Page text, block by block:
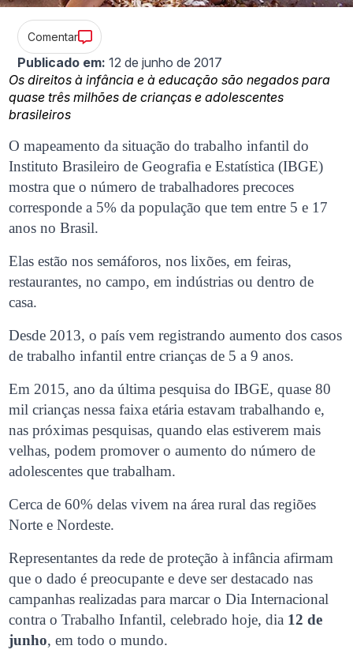
Comentar
Publicado em: 12 de junho de 2017
Os direitos à infância e à educação são negados para
quase três milhões de crianças e adolescentes
brasileiros
O mapeamento da situação do trabalho infantil do
Instituto Brasileiro de Geografia e Estatística (IBGE)
mostra que o número de trabalhadores precoces
corresponde a 5% da população que tem entre 5 e 17
anos no Brasil.
Elas estão nos semáforos, nos lixões, em feiras,
restaurantes, no campo, em indústrias ou dentro de
casa.
Desde 2013, o país vem registrando aumento dos casos
de trabalho infantil entre crianças de 5 a 9 anos.
Em 2015, ano da última pesquisa do IBGE, quase 80
mil crianças nessa faixa etária estavam trabalhando e,
nas próximas pesquisas, quando elas estiverem mais
velhas, podem promover o aumento do número de
adolescentes que trabalham.
Cerca de 60% delas vivem na área rural das regiões
Norte e Nordeste.
Representantes da rede de proteção à infância afirmam
que o dado é preocupante e deve ser destacado nas
campanhas realizadas para marcar o Dia Internacional
contra o Trabalho Infantil, celebrado hoje, dia 12 de
junho, em todo o mundo.